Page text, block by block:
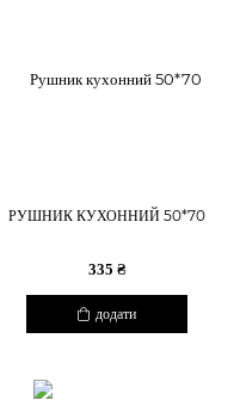
РУШНИК КУХОННИЙ 50*70
335 ₴
додати